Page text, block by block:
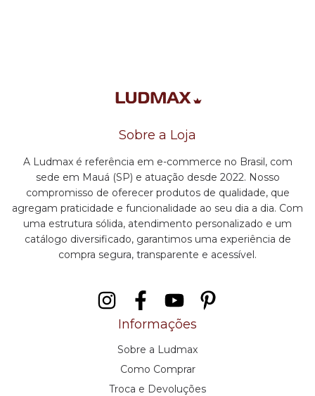
Sobre a Loja
A Ludmax é referência em e-commerce no Brasil, com
sede em Mauá (SP) e atuação desde 2022. Nosso
compromisso de oferecer produtos de qualidade, que
agregam praticidade e funcionalidade ao seu dia a dia. Com
uma estrutura sólida, atendimento personalizado e um
catálogo diversificado, garantimos uma experiência de
compra segura, transparente e acessível.
Informações
Sobre a Ludmax
Como Comprar
Troca e Devoluções